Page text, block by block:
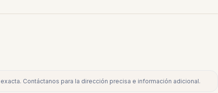
Contáctanos para la dirección precisa e información adicional.